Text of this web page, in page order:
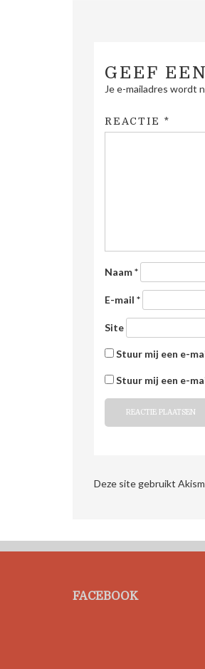
GEEF
Je e-mailadres wordt
REACTIE *
Naam*
E-mail *
Site
Stuur mij een e-
Stuur mij een e-
Deze site gebruikt
FACEBOOK